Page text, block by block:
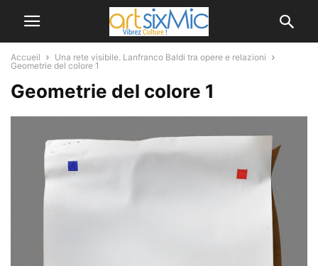
Accueil
Una rete visibile. Lanfranco Baldi tra opere e relazioni
Geometrie del colore 1
Geometrie del colore 1